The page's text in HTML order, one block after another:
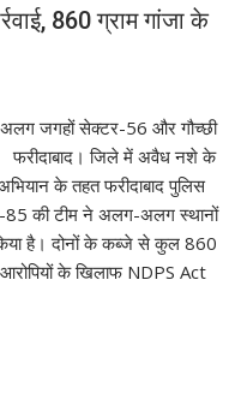
860 ग्राम गांजा के
जगहों सेक्टर-56 और गौच्छी
फरीदाबाद। जिले में अवैध नशे के
के तहत फरीदाबाद पुलिस
85 की टीम ने अलग-अलग स्थानों
किया है। दोनों के कब्जे से कुल 860
आरोपियों के खिलाफ NDPS Act